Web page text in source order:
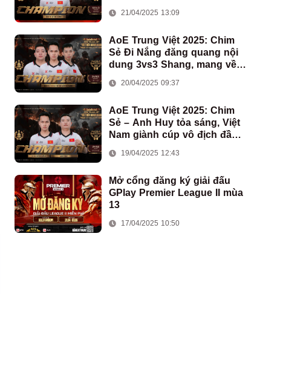
Việt Nam
21/04/2025 13:09
AoE Trung Việt 2025: Chim
Sẻ Đi Nắng đăng quang nội
dung 3vs3 Shang, mang về
đoàn AoE Việt Nam
20/04/2025 09:37
AoE Trung Việt 2025: Chim
Sẻ – Anh Huy tỏa sáng, Việt
Nam giành cúp vô địch đầu
19/04/2025 12:43
Mở cổng đăng ký giải đấu
GPlay Premier League II mùa
13
17/04/2025 10:50